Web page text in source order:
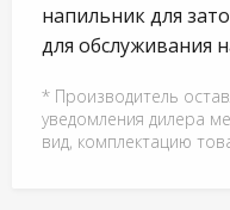
напильник для
для обслуживания
* Производитель
уведомления дилера
вид, комплектацию